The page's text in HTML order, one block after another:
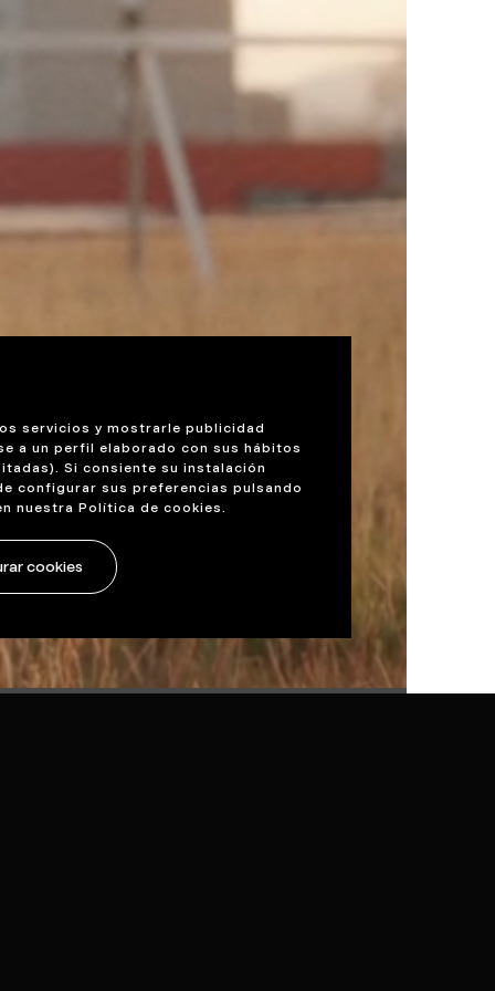
servicios y mostrarle publicidad
a un perfil elaborado con sus hábitos
Si consiente su instalación
configurar sus preferencias pulsando
nuestra Política de cookies.
cookies